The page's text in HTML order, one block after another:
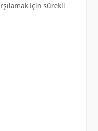
için sürekli